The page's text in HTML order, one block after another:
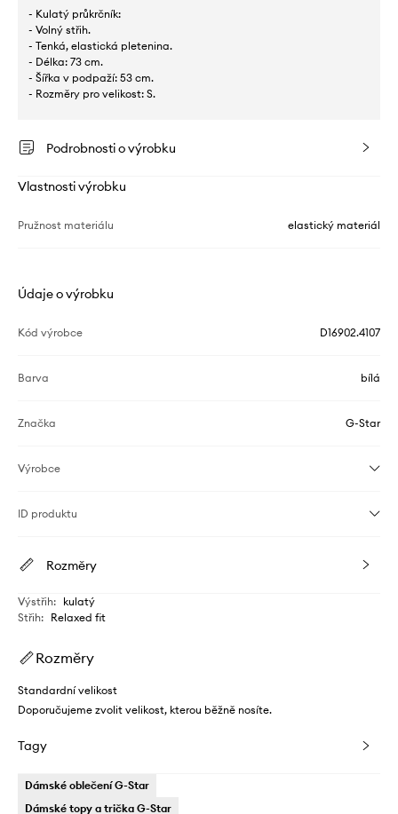
- Kulatý průkrčník:
- Volný střih.
- Tenká, elastická pletenina.
- Délka: 73 cm.
- Šířka v podpaží: 53 cm.
- Rozměry pro velikost: S.
Podrobnosti o výrobku
Vlastnosti výrobku
Pružnost materiálu elastický materiál
Údaje o výrobku
Kód výrobce D16902.4107
Barva bílá
Značka G-Star
Výrobce
ID produktu
Rozměry
Výstřih: kulatý
Střih: Relaxed fit
Rozměry
Standardní velikost
Doporučujeme zvolit velikost, kterou běžně nosíte.
Tagy
Dámské oblečení G-Star
Dámské topy a trička G-Star